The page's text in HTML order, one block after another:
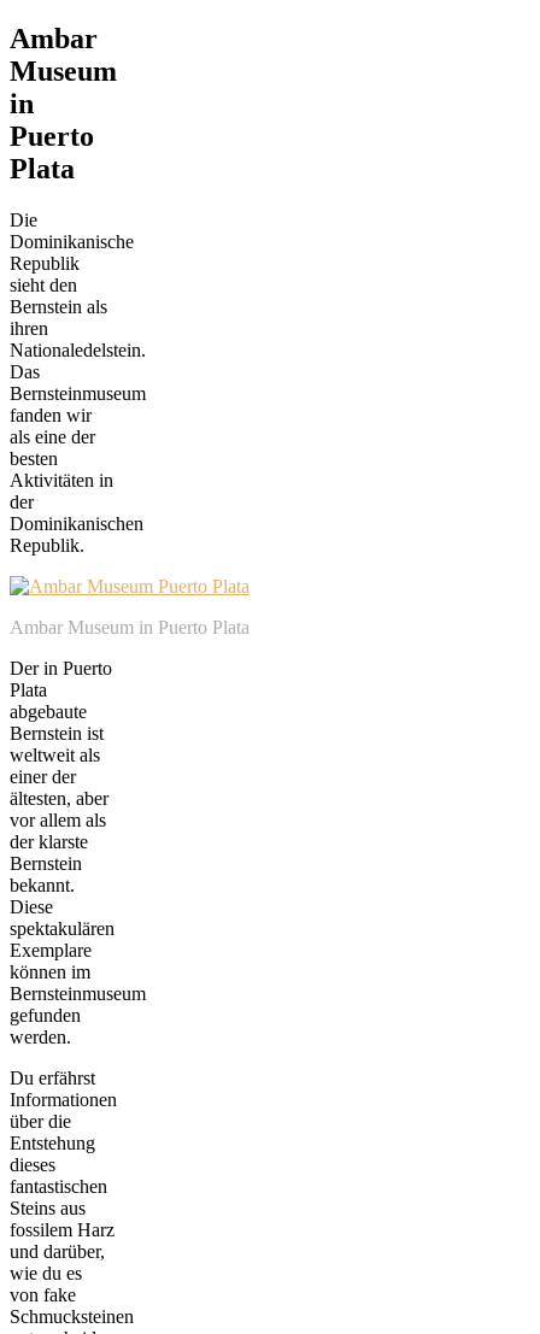
Ambar
Museum
in
Puerto
Plata
Die
Dominikanische
Republik
sieht den
Bernstein als
ihren
Nationaledelstein.
Das
Bernsteinmuseum
fanden wir
als eine der
besten
Aktivitäten in
der
Dominikanischen
Republik.
Ambar Museum in Puerto Plata
Der in Puerto
Plata
abgebaute
Bernstein ist
weltweit als
einer der
ältesten, aber
vor allem als
der klarste
Bernstein
bekannt.
Diese
spektakulären
Exemplare
können im
Bernsteinmuseum
gefunden
werden.
Du erfährst
Informationen
über die
Entstehung
dieses
fantastischen
Steins aus
fossilem Harz
und darüber,
wie du es
von fake
Schmucksteinen